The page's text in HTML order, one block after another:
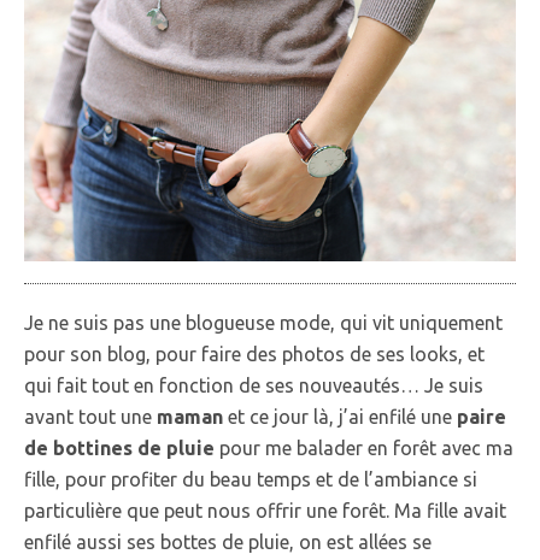
Je ne suis pas une blogueuse mode, qui vit uniquement
pour son blog, pour faire des photos de ses looks, et
qui fait tout en fonction de ses nouveautés… Je suis
avant tout une maman et ce jour là, j’ai enfilé une paire
de bottines de pluie pour me balader en forêt avec ma
fille, pour profiter du beau temps et de l’ambiance si
particulière que peut nous offrir une forêt. Ma fille avait
enfilé aussi ses bottes de pluie, on est allées se